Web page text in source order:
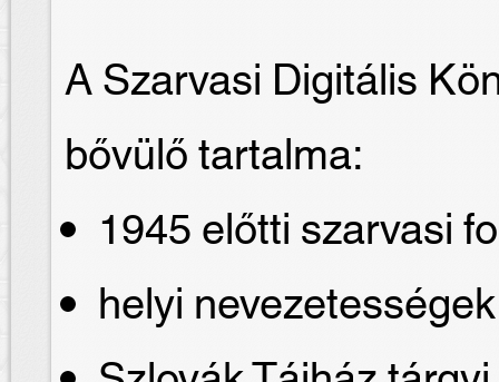
A Szarvasi Digitális
bővülő tartalma:
1945 előtti szarvasi
helyi